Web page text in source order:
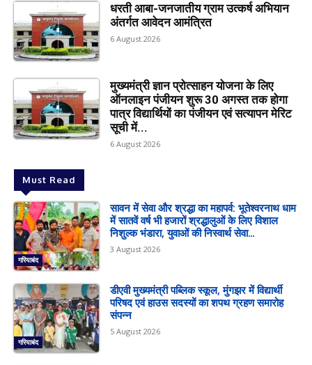
धरती आबा-जनजातीय ग्राम उत्कर्ष अभियान
अंतर्गत आवेदन आमंत्रित
6 August 2026
मुख्यमंत्री ज्ञान प्रोत्साहन योजना के लिए
ऑनलाइन पंजीयन शुरू 30 अगस्त तक होगा
पात्र विद्यार्थियों का पंजीयन एवं सत्यापन मेरिट
सूची में...
6 August 2026
Must Read
गरियाबंद
सावन में सेवा और श्रद्धा का महापर्व: भूतेश्वरनाथ धाम
में सातवें वर्ष भी हजारों श्रद्धालुओं के लिए विशाल
निशुल्क भंडारा, युवाओं की निस्वार्थ सेवा...
3 August 2026
गरियाबंद
डीएवी मुख्यमंत्री पब्लिक स्कूल, मुंगझर में विद्यार्थी
परिषद एवं हाउस सदस्यों का शपथ ग्रहण समारोह
संपन्न
5 August 2026